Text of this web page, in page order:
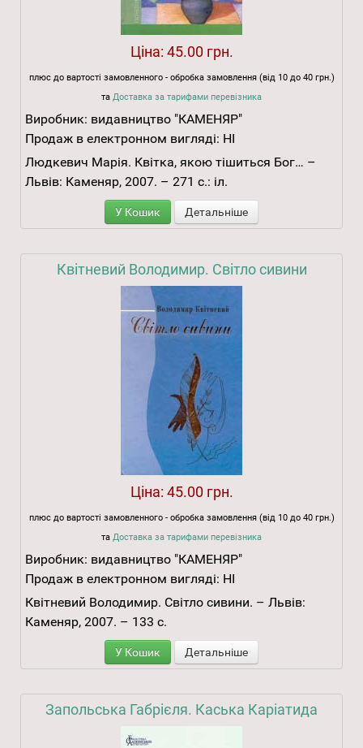
Ціна: 45.00 грн.
плюс до вартості замовленного - обробка замовлення (від 10 до 40 грн.)
та Доставка за тарифами перевізника
Виробник: видавництво "КАМЕНЯР"
Продаж в електронном вигляді: НІ
Людкевич Марія. Квітка, якою тішиться Бог… –
Львів: Каменяр, 2007. – 271 с.: іл.
У Кошик Детальніше
Квітневий Володимир. Світло сивини
Ціна: 45.00 грн.
плюс до вартості замовленного - обробка замовлення (від 10 до 40 грн.)
та Доставка за тарифами перевізника
Виробник: видавництво "КАМЕНЯР"
Продаж в електронном вигляді: НІ
Квітневий Володимир. Світло сивини. – Львів:
Каменяр, 2007. – 133 с.
У Кошик Детальніше
Запольська Габрієля. Каська Каріатида